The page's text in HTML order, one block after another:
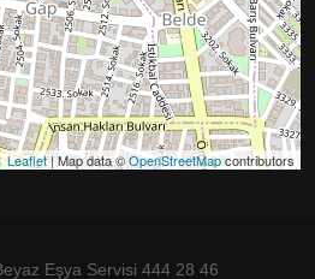
Leaflet| Map data ©OpenStreetMapcontributors
Eşya Servisi 444 28 46